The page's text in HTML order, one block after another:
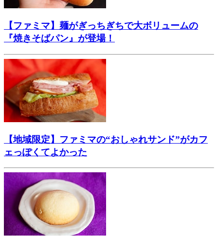
【ファミマ】麺がぎっちぎちで大ボリュームの
『焼きそばパン』が登場！
【地域限定】ファミマの“おしゃれサンド”がカフ
ェっぽくてよかった